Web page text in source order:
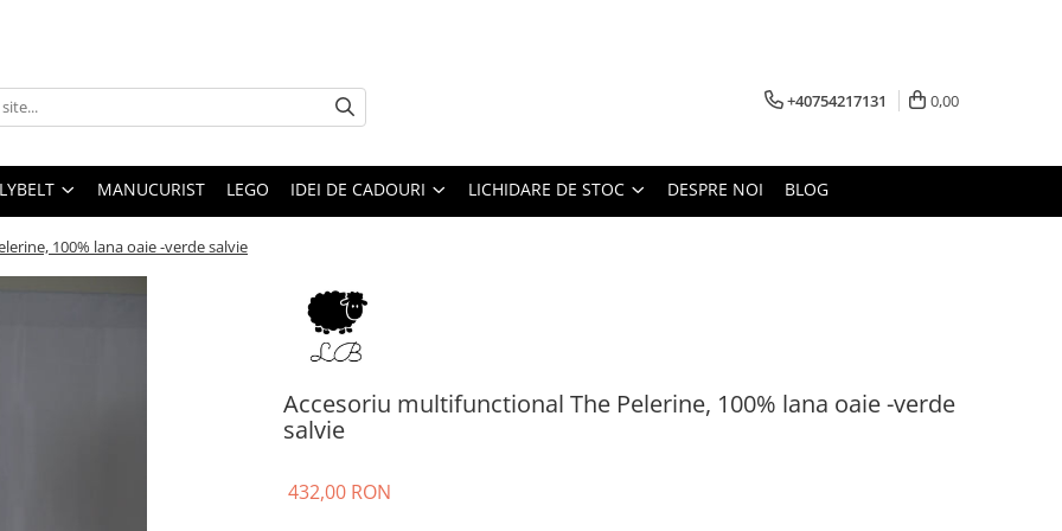
+40754217131 0,00
MANUCURIST LEGO IDEI DE CADOURI LICHIDARE DE STOC DESPRE NOI BLOG
100% lana oaie -verde salvie
Accesoriu multifunctional The Pelerine, 100% lana oaie -verde
salvie
432,00 RON